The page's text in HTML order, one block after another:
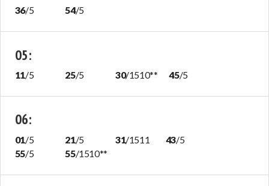
36/5 54/5
05:
11/5 25/5 30/1510** 45/5
06:
01/5 21/5 31/1511 43/5
55/5 55/1510**